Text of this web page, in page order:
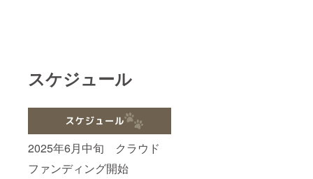
スケジュール
2025年6月中旬 クラウド
ファンディング開始